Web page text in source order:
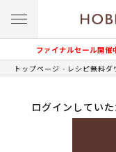
ファイナルセール開
トップページ レシピ無料ダ
ログインしてい